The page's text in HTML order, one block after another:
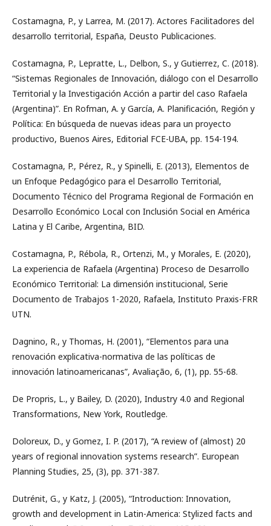
Costamagna, P., y Larrea, M. (2017). Actores Facilitadores del
desarrollo territorial, España, Deusto Publicaciones.
Costamagna, P., Lepratte, L., Delbon, S., y Gutierrez, C. (2018).
“Sistemas Regionales de Innovación, diálogo con el Desarrollo
Territorial y la Investigación Acción a partir del caso Rafaela
(Argentina)”. En Rofman, A. y García, A. Planificación, Región y
Política: En búsqueda de nuevas ideas para un proyecto
productivo, Buenos Aires, Editorial FCE-UBA, pp. 154-194.
Costamagna, P., Pérez, R., y Spinelli, E. (2013), Elementos de
un Enfoque Pedagógico para el Desarrollo Territorial,
Documento Técnico del Programa Regional de Formación en
Desarrollo Económico Local con Inclusión Social en América
Latina y El Caribe, Argentina, BID.
Costamagna, P., Rébola, R., Ortenzi, M., y Morales, E. (2020),
La experiencia de Rafaela (Argentina) Proceso de Desarrollo
Económico Territorial: La dimensión institucional, Serie
Documento de Trabajos 1-2020, Rafaela, Instituto Praxis-FRR
UTN.
Dagnino, R., y Thomas, H. (2001), “Elementos para una
renovación explicativa-normativa de las políticas de
innovación latinoamericanas”, Avaliação, 6, (1), pp. 55-68.
De Propris, L., y Bailey, D. (2020), Industry 4.0 and Regional
Transformations, New York, Routledge.
Doloreux, D., y Gomez, I. P. (2017), “A review of (almost) 20
years of regional innovation systems research”. European
Planning Studies, 25, (3), pp. 371-387.
Dutrénit, G., y Katz, J. (2005), “Introduction: Innovation,
growth and development in Latin-America: Stylized facts and